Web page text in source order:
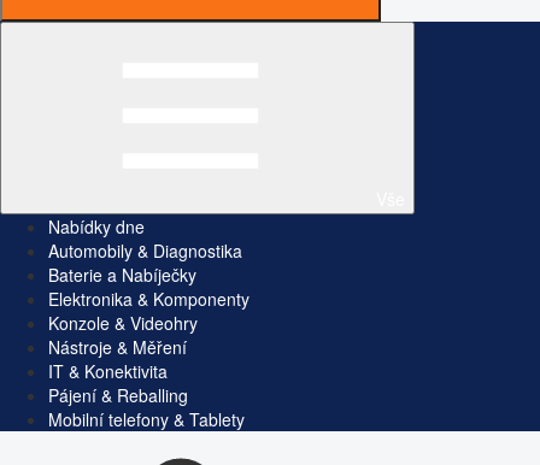
Nabídky dne
Automobily & Diagnostika
Baterie a Nabíječky
Elektronika & Komponenty
Konzole & Videohry
Nástroje & Měření
IT & Konektivita
Pájení & Reballing
Mobilní telefony & Tablety